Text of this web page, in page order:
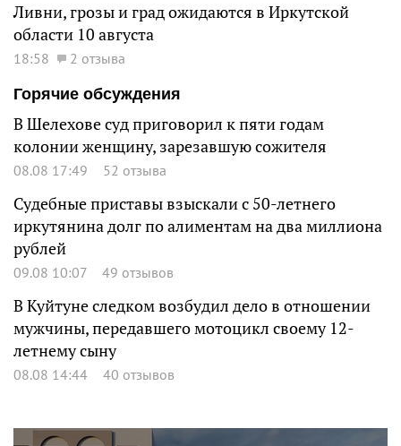
Ливни, грозы и град ожидаются в Иркутской
области 10 августа
18:58
2 отзыва
Горячие обсуждения
В Шелехове суд приговорил к пяти годам
колонии женщину, зарезавшую сожителя
08.08 17:49 52 отзыва
Судебные приставы взыскали с 50-летнего
иркутянина долг по алиментам на два миллиона
рублей
09.08 10:07 49 отзывов
В Куйтуне следком возбудил дело в отношении
мужчины, передавшего мотоцикл своему 12-
летнему сыну
08.08 14:44 40 отзывов